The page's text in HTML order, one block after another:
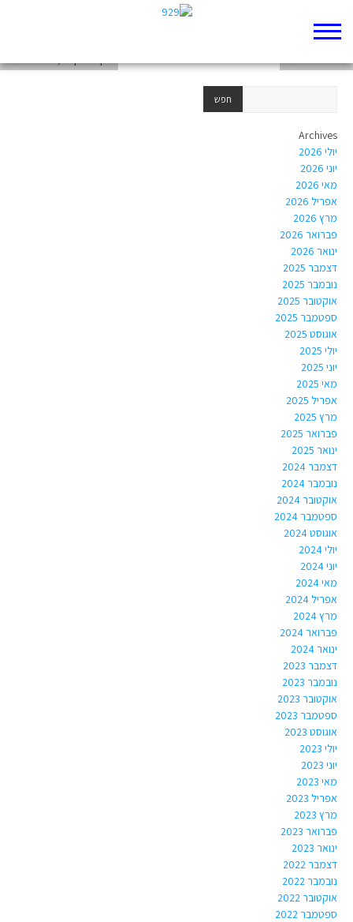
Archives
יולי 2026
יוני 2026
מאי 2026
אפריל 2026
מרץ 2026
פברואר 2026
ינואר 2026
דצמבר 2025
נובמבר 2025
אוקטובר 2025
ספטמבר 2025
אוגוסט 2025
יולי 2025
יוני 2025
מאי 2025
אפריל 2025
מרץ 2025
פברואר 2025
ינואר 2025
דצמבר 2024
נובמבר 2024
אוקטובר 2024
ספטמבר 2024
אוגוסט 2024
יולי 2024
יוני 2024
מאי 2024
אפריל 2024
מרץ 2024
פברואר 2024
ינואר 2024
דצמבר 2023
נובמבר 2023
אוקטובר 2023
ספטמבר 2023
אוגוסט 2023
יולי 2023
יוני 2023
מאי 2023
אפריל 2023
מרץ 2023
פברואר 2023
ינואר 2023
דצמבר 2022
נובמבר 2022
אוקטובר 2022
ספטמבר 2022